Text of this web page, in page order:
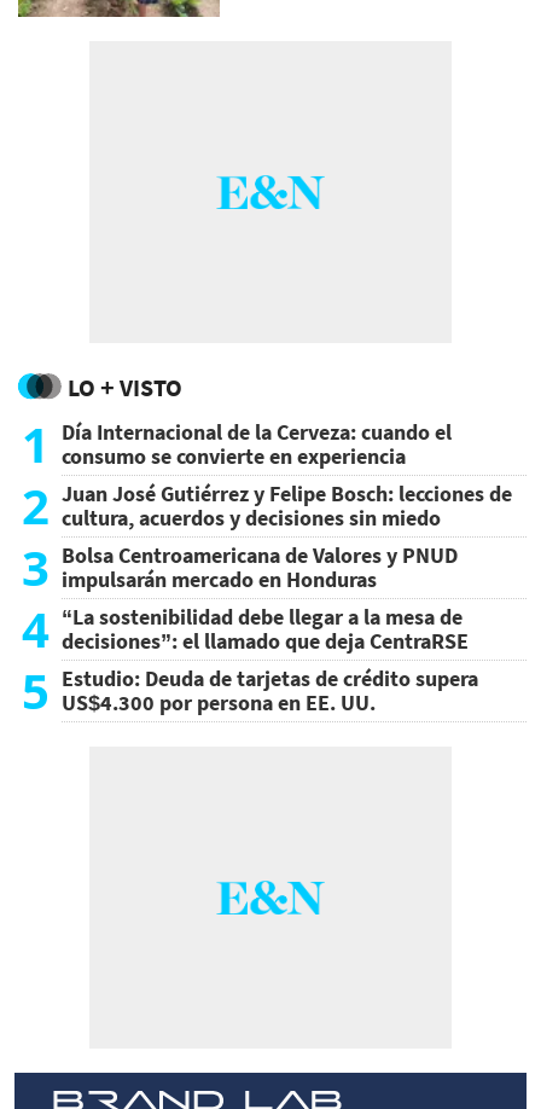
LO + VISTO
1
Día Internacional de la Cerveza: cuando el
consumo se convierte en experiencia
2 Juan José Gutiérrez y Felipe Bosch: lecciones de
cultura, acuerdos y decisiones sin miedo
3 Bolsa Centroamericana de Valores y PNUD
impulsarán mercado en Honduras
4 “La sostenibilidad debe llegar a la mesa de
decisiones”: el llamado que deja CentraRSE
5 Estudio: Deuda de tarjetas de crédito supera
US$4.300 por persona en EE. UU.